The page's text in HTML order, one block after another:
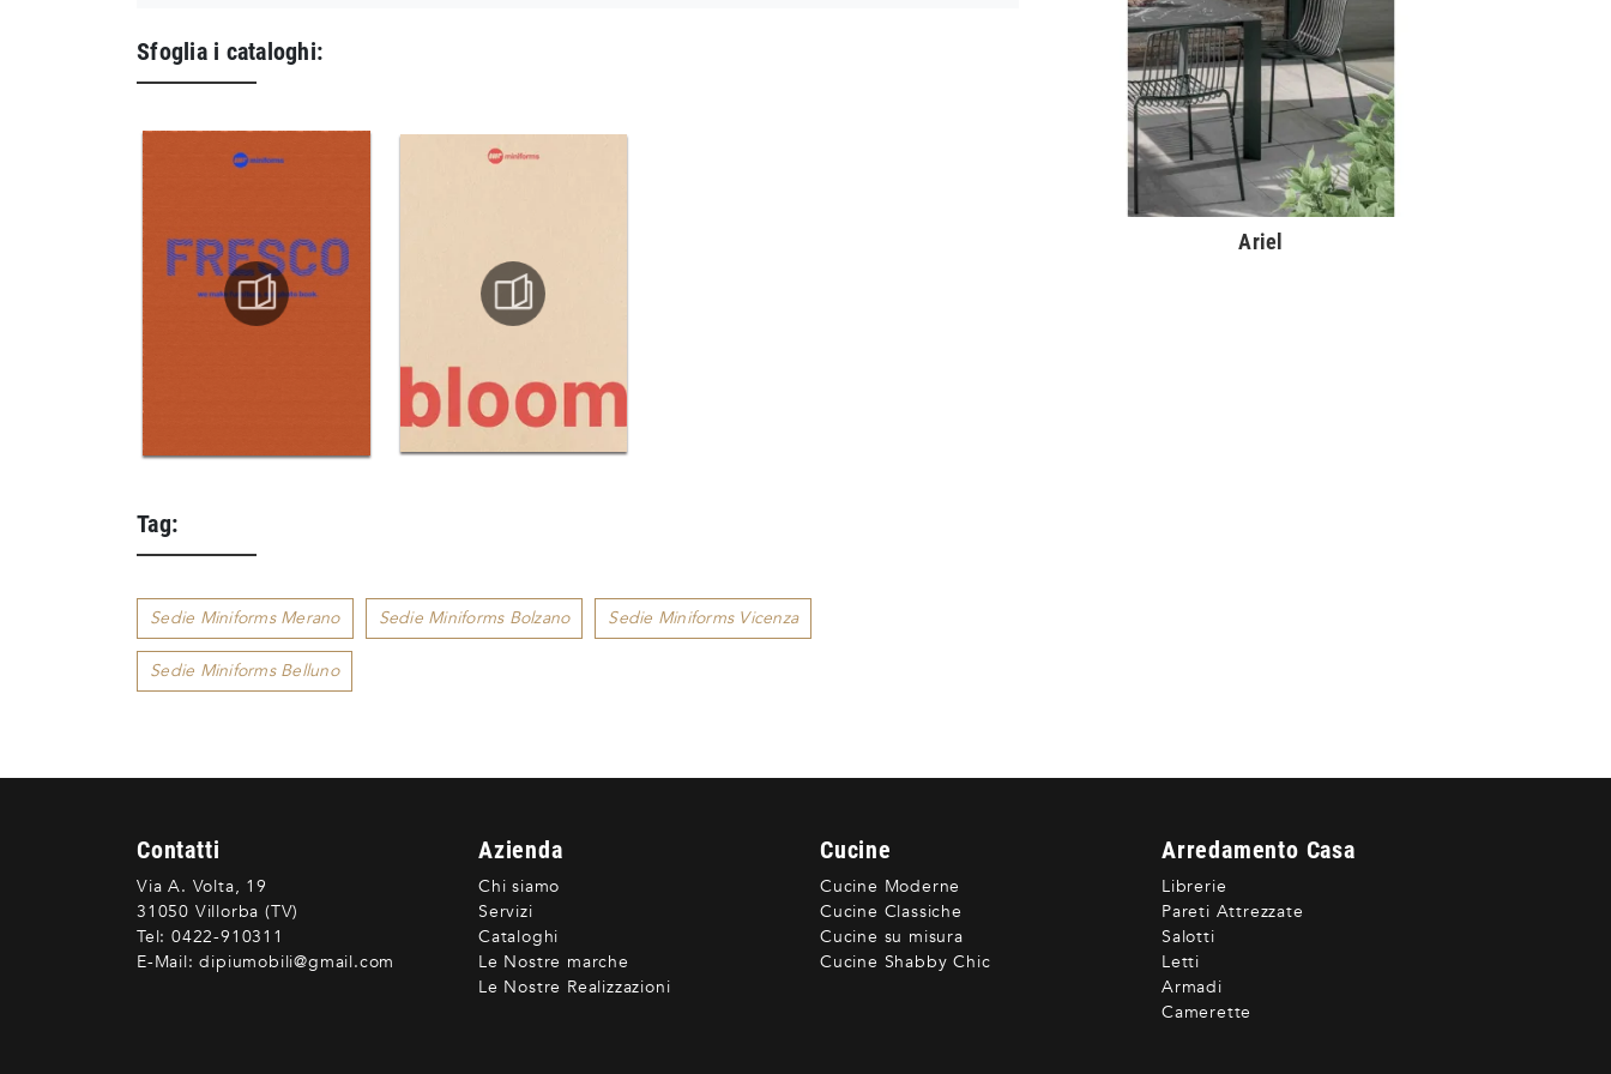
Sfoglia i cataloghi:
Tag:
Sedie Miniforms Merano Sedie Miniforms Bolzano Sedie Miniforms Vicenza
Sedie Miniforms Belluno
Ariel
Contatti
Via A. Volta, 19
31050 Villorba (TV)
Tel: 0422-910311
E-Mail: dipiumobili@gmail.com
Azienda
Chi siamo
Servizi
Cataloghi
Le Nostre marche
Le Nostre Realizzazioni
Cucine
Cucine Moderne
Cucine Classiche
Cucine su misura
Cucine Shabby Chic
Arredamento Casa
Librerie
Pareti Attrezzate
Salotti
Letti
Armadi
Camerette